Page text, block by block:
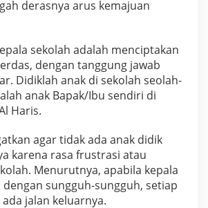
derasnya arus kemajuan
sekolah adalah menciptakan
dengan tanggung jawab
Didiklah anak di sekolah seolah-
anak Bapak/Ibu sendiri di
Haris.
agar tidak ada anak didik
karena rasa frustrasi atau
Menurutnya, apabila kepala
sungguh-sungguh, setiap
jalan keluarnya.